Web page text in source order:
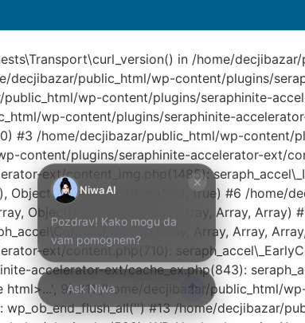
Kako mogu da
pomognem?
Zdravo! Ja sam
Niwa Ai Asistent.
Pitajte me šta god
o ovom sajtu ili
recite mi kako
pomognem.
11:18 PM
Prikaži najprodavanije
Prikaži najnovije
Ask Niwa
in /home/
decjibazar/public_html/wp-content/plugins/
wp-content/plugins/seraphinite-
wp-content/plugins/seraphinite-
#3 /home/decjibazar/public_html/wp-
content/plugins/seraphinite-accelerator-ext/
ext/content_img.php(1485):
Object(seraph_accel\ImgSrc), true) #6 /
Object(DOMDocument), Array, Array,
Array, Array,
ext/content.php(710):
accelerator-ext/cache_ex.php(843):
9) #11 /home/decjibazar/public_html/
#13 /home/decjibazar/
×
Niwa AI
Pozdrav! Kako mogu da
vam pomognem?